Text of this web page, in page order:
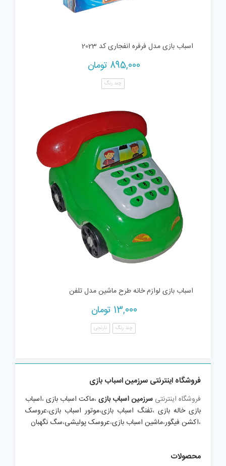
اسباب بازی مدل فرفره انفجاری کد 2023
895,000 تومان
چند رنگ
اسباب بازی لوازم خانه طرح ماشین مدل تلفن
13,000 تومان
چند رنگ نارنجی
فروشگاه اینترنتی سرزمین اسباب بازی
فروشگاه اینترنتی سرزمین اسباب بازی،ماکت اسباب بازی،اسباب
بازی خاله بازی ،تفنگ اسباب بازی،موتور اسباب بازی،عروسک
،اکشن فیگور،ماشین اسباب بازی،عروسک پولیشی،سگ نگهبان
محصولات